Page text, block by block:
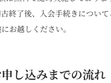
終了後、入会手続きについて
お越しください。
し込みまでの流れ